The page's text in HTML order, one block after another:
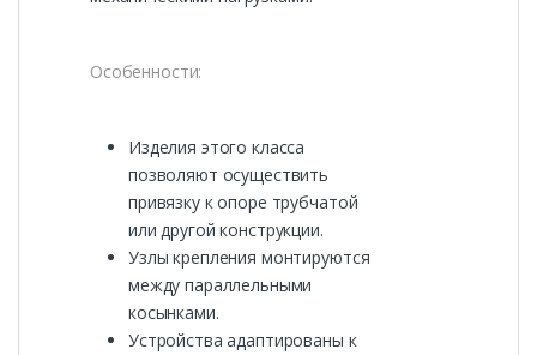
Особенности:
Изделия этого класса
позволяют осуществить
привязку к опоре трубчатой
или другой конструкции.
Узлы крепления монтируются
между параллельными
косынками.
Устройства адаптированы к